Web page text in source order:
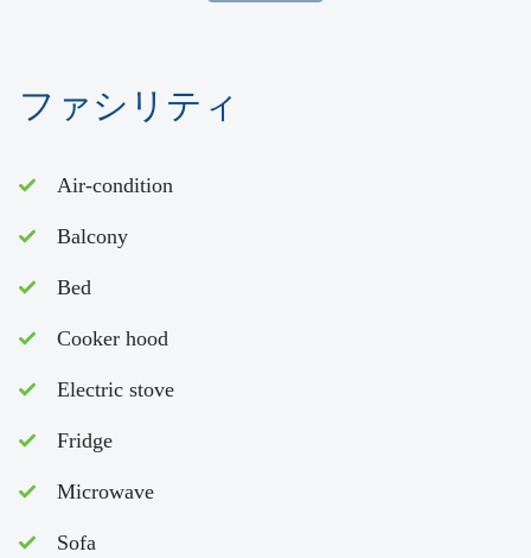
ファシリティ
Air-condition
Balcony
Bed
Cooker hood
Electric stove
Fridge
Microwave
Sofa